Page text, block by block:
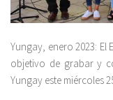
Yungay, enero 2023:
objetivo de grabar y
Yungay este miércoles